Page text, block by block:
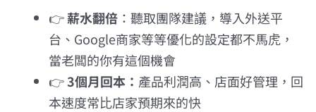
👉薪水翻倍 ：聽取團隊建議，導入外送平
台、Google商家等等優化的設定都不馬虎，
當老闆的你有這個機會
👉3個月回本： 產品利潤高、店面好管理，回
本速度常比店家預期來的快